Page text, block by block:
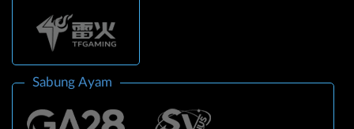
Sabung Ayam